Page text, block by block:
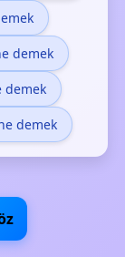
demek
demek
demek